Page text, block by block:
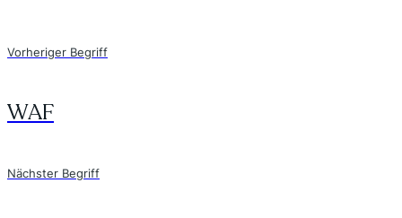
Vorheriger Begriff
WAF
Nächster Begriff